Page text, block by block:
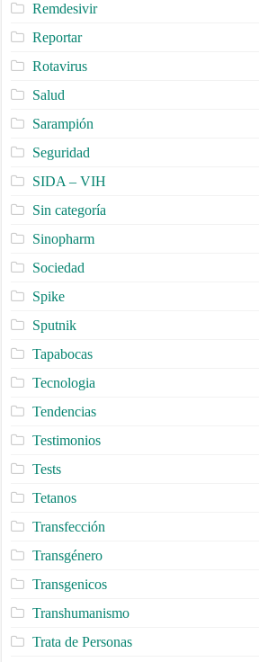
Remdesivir
Reportar
Rotavirus
Salud
Sarampión
Seguridad
SIDA – VIH
Sin categoría
Sinopharm
Sociedad
Spike
Sputnik
Tapabocas
Tecnologia
Tendencias
Testimonios
Tests
Tetanos
Transfección
Transgénero
Transgenicos
Transhumanismo
Trata de Personas